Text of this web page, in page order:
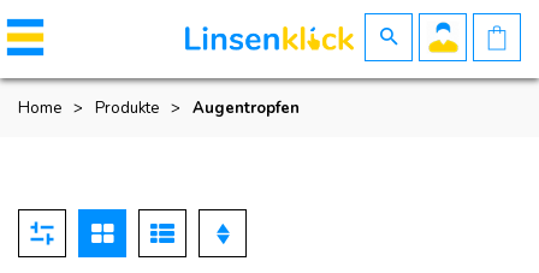
Home > Produkte > Augentropfen